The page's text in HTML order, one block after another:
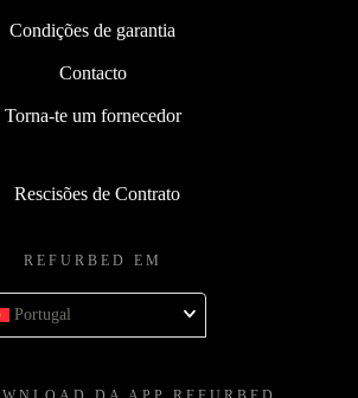
Condições de garantia
Contacto
Torna-te um fornecedor
Rescisões de Contrato
REFURBED EM
Portugal